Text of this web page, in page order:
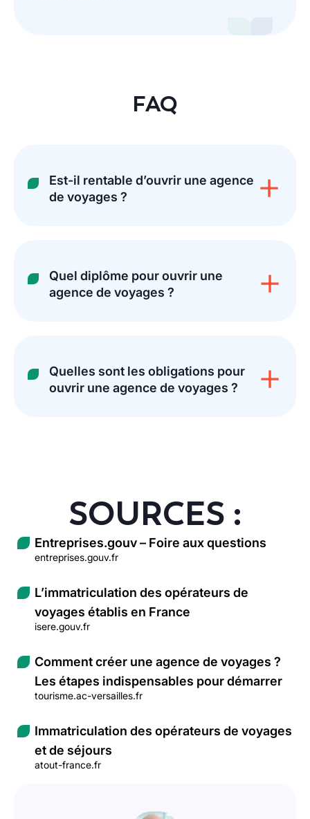
FAQ
Est-il rentable d’ouvrir une agence
de voyages ?
Quel diplôme pour ouvrir une
agence de voyages ?
Quelles sont les obligations pour
ouvrir une agence de voyages ?
SOURCES :
Entreprises.gouv – Foire aux questions
entreprises.gouv.fr
L’immatriculation des opérateurs de
voyages établis en France
isere.gouv.fr
Comment créer une agence de voyages ?
Les étapes indispensables pour démarrer
tourisme.ac-versailles.fr
Immatriculation des opérateurs de voyages
et de séjours
atout-france.fr